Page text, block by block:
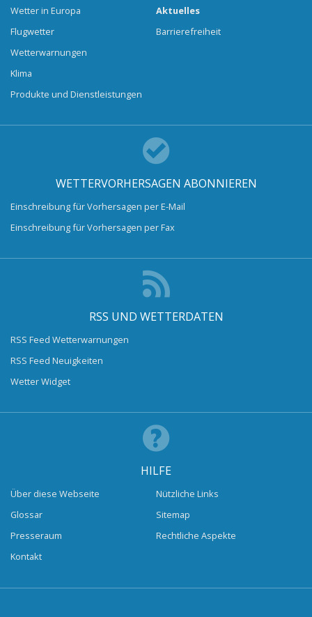
Wetter in Europa
Flugwetter
Wetterwarnungen
Klima
Produkte und Dienstleistungen
Aktuelles
Barrierefreiheit
WETTERVORHERSAGEN ABONNIEREN
Einschreibung für Vorhersagen per E-Mail
Einschreibung für Vorhersagen per Fax
RSS UND WETTERDATEN
RSS Feed Wetterwarnungen
RSS Feed Neuigkeiten
Wetter Widget
HILFE
Über diese Webseite
Glossar
Presseraum
Kontakt
Nützliche Links
Sitemap
Rechtliche Aspekte